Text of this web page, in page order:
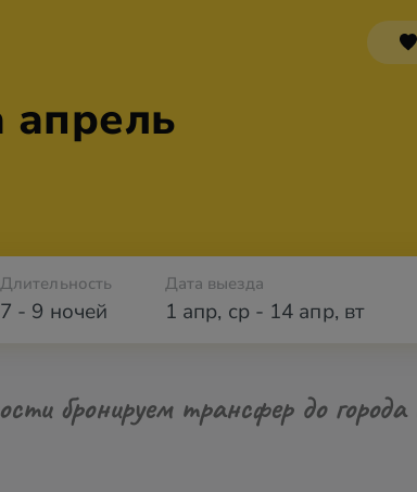
апрель
7 - 9 ночей
Длительность Дата выезда
1 апр, ср- 14 апр, вт
бронируем трансфер до